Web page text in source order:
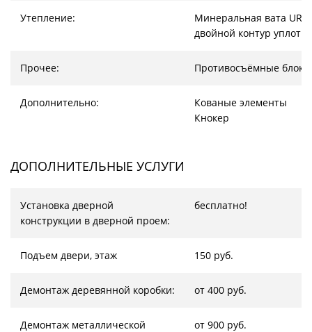
Утепление:
Минеральная вата
двойной контур
Прочее: Противосъёмные
Дополнительно:
Кованые элементы
Кнокер
ДОПОЛНИТЕЛЬНЫЕ УСЛУГИ
Установка дверной
конструкции в дверной проем:
бесплатно!
Подъем двери, этаж 150 руб.
Демонтаж деревянной коробки: от 400 руб.
Демонтаж металлической
от 900 руб.